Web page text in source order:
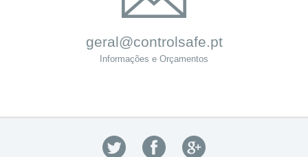
geral@controlsafe.pt
Informações e Orçamentos